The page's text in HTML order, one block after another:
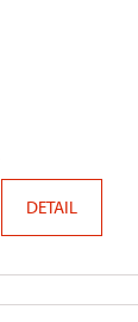
DETAIL